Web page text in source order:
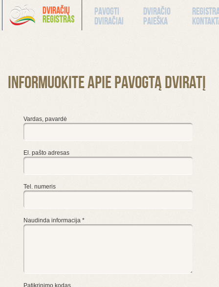
Pavogti
dviračiai
Dviračio
paieška
Informuokite apie pavogtą dviratį
Vardas, pavardė
El. pašto adresas
Tel. numeris
Naudinda informacija *
Patikrinimo kodas